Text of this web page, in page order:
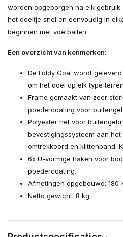
worden opgeborgen na elk
het doeltje snel en eenvoudig in
beginnen met voetballen.
Een overzicht van kenmerken:
De Foldy Goal wordt
om het doel op elk type
Frame gemaakt van zeer
poedercoating voor
Polyester net voor
bevestigingssysteem aan
omtrekkoord en klittenband.
6x U-vormige haken voor
poedercoating.
Afmetingen opgebouwd: 180
Netto gewicht: 8 kg